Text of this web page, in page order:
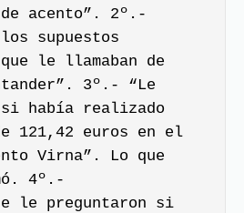
acento”. 2º.-
supuestos
le llamaban de
3º.- “Le
si había realizado
121,42 euros en el
Virna”. Lo que
4º.-
le preguntaron si